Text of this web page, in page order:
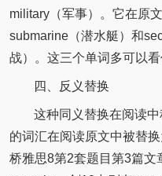
military（军事）。它在原
submarine（潜水艇）和
战）。这三个单词多可以
四、反义替换
这种同义替换在阅读
的词汇在阅读原文中被替
桥雅思8第2套题目第3篇文